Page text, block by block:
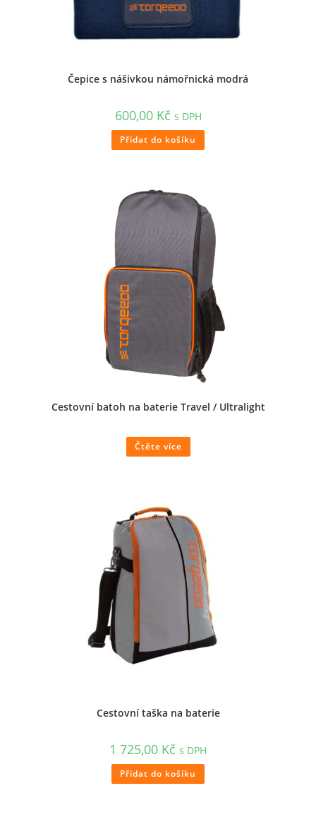
Čepice s nášivkou námořnická modrá
600,00 Kč s DPH
Přidat do košíku
Cestovní batoh na baterie Travel / Ultralight
Čtěte více
Cestovní taška na baterie
1 725,00 Kč s DPH
Přidat do košíku